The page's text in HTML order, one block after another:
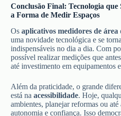
Conclusão Final: Tecnologia
a Forma de Medir Espaços
Osaplicativos medidores de área
uma novidade tecnológica e se
indispensáveis no dia a dia. Com
possível realizar medições que
até investimento em equipamentos
Além da praticidade, o grande
está naacessibilidade. Hoje,
ambientes, planejar reformas ou
autonomia e confiança. Isso